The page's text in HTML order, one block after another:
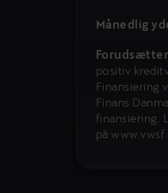
Månedlig
Forudsætter
positiv
Finansiering
Finans
finansiering.
på